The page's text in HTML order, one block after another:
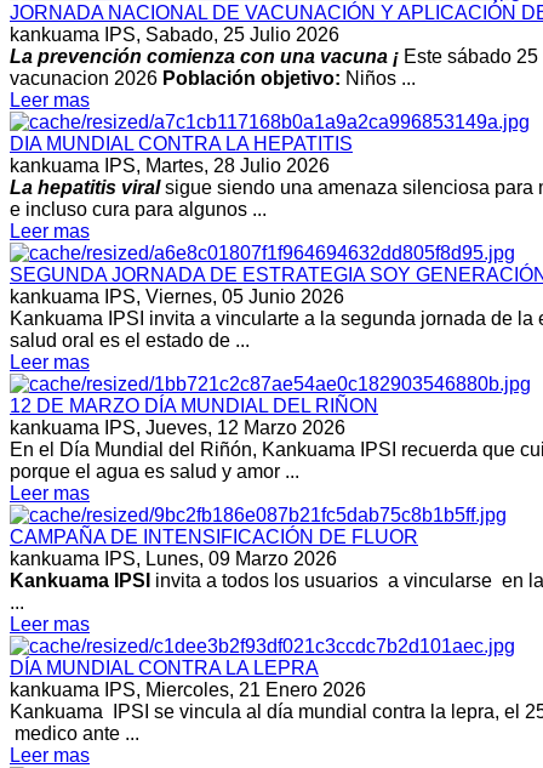
JORNADA NACIONAL DE VACUNACIÓN Y APLICACIÓN
kankuama IPS, Sabado, 25 Julio 2026
La prevención comienza con una vacuna ¡ Este sábado
vacunacion 2026 Población objetivo: Niños ...
Leer mas
DIA MUNDIAL CONTRA LA HEPATITIS
kankuama IPS, Martes, 28 Julio 2026
La hepatitis viralsigue siendo una amenaza silenciosa para
e incluso cura para algunos ...
Leer mas
SEGUNDA JORNADA DE ESTRATEGIA SOY
kankuama IPS, Viernes, 05 Junio 2026
Kankuama IPSI invita a vincularte a la segunda jornada de
salud oral es el estado de ...
Leer mas
12 DE MARZO DÍA MUNDIAL DEL RIÑON
kankuama IPS, Jueves, 12 Marzo 2026
En el Día Mundial del Riñón, Kankuama IPSI recuerda que
porque el agua es salud y amor ...
Leer mas
CAMPAÑA DE INTENSIFICACIÓN DE FLUOR
kankuama IPS, Lunes, 09 Marzo 2026
Kankuama IPSI invita a todos los usuarios a vincularse en
...
Leer mas
DÍA MUNDIAL CONTRA LA LEPRA
kankuama IPS, Miercoles, 21 Enero 2026
Kankuama IPSI se vincula al día mundial contra la lepra, el
medico ante ...
Leer mas